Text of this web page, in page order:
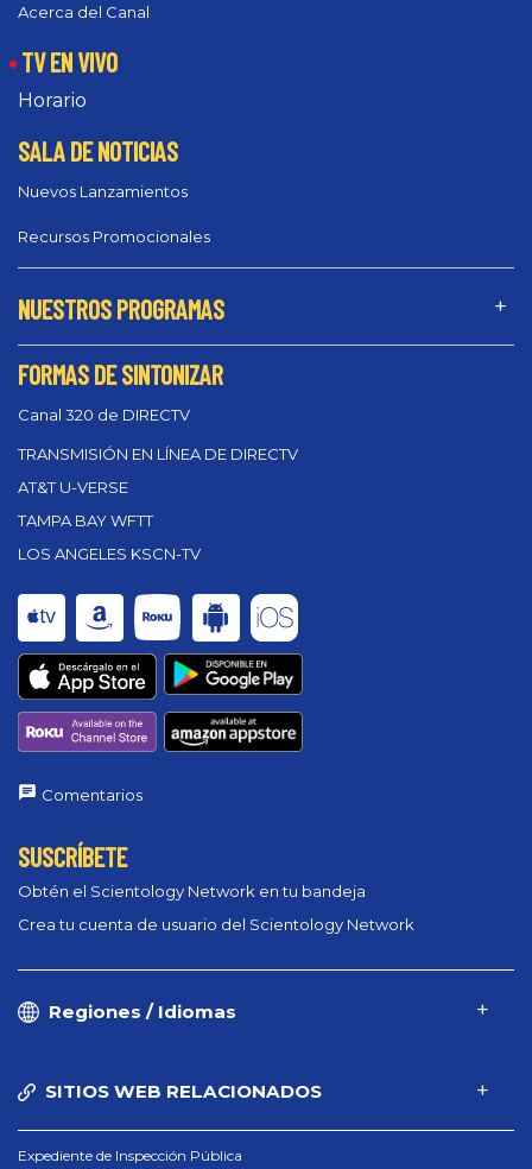
Acerca del Canal
TV EN VIVO
Horario
SALA DE NOTICIAS
Nuevos Lanzamientos
Recursos Promocionales
NUESTROS PROGRAMAS
FORMAS DE SINTONIZAR
Canal 320 de DIRECTV
TRANSMISIÓN EN LÍNEA DE DIRECTV
AT&T U-VERSE
TAMPA BAY WFTT
LOS ANGELES KSCN-TV
Comentarios
SUSCRÍBETE
Obtén el Scientology Network en tu bandeja
Crea tu cuenta de usuario del Scientology Network
Regiones / Idiomas
SITIOS WEB RELACIONADOS
Expediente de Inspección Pública